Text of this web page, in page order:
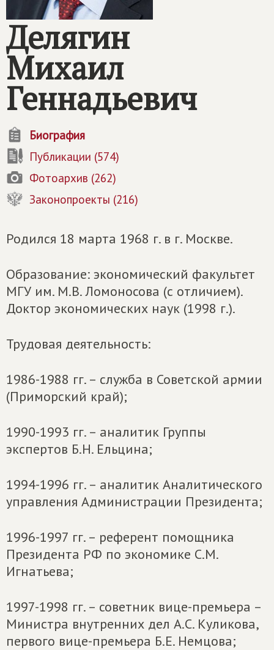
Делягин
Михаил
Геннадьевич
Биография
Публикации (574)
Фотоархив (262)
Законопроекты (216)
Родился 18 марта 1968 г. в г. Москве.
Образование: экономический факультет
МГУ им. М.В. Ломоносова (с отличием).
Доктор экономических наук (1998 г.).
Трудовая деятельность:
1986-1988 гг. – служба в Советской армии
(Приморский край);
1990-1993 гг. – аналитик Группы
экспертов Б.Н. Ельцина;
1994-1996 гг. – аналитик Аналитического
управления Администрации Президента;
1996-1997 гг. – референт помощника
Президента РФ по экономике С.М.
Игнатьева;
1997-1998 гг. – советник вице-премьера –
Министра внутренних дел А.С. Куликова,
первого вице-премьера Б.Е. Немцова;